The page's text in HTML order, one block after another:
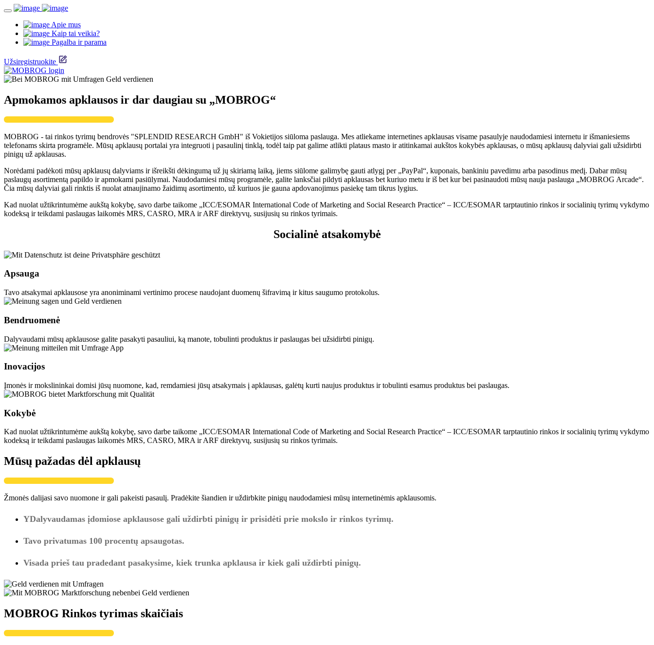
Apie mus
Kaip tai veikia?
Pagalba ir parama
Užsiregistruokite
Apmokamos apklausos ir dar daugiau su „MOBROG“
MOBROG - tai rinkos tyrimų bendrovės "SPLENDID RESEARCH GmbH" iš Vokietijos siūloma paslauga. Mes atliekame internetines apklausas visame pasaulyje naudodamiesi internetu ir išmaniesiems
telefonams skirta programėle. Mūsų apklausų portalai yra integruoti į pasaulinį tinklą, todėl taip pat galime atlikti plataus masto ir atitinkamai aukštos kokybės apklausas, o mūsų apklausų dalyviai gali užsidirbti
pinigų už apklausas.
Norėdami padėkoti mūsų apklausų dalyviams ir išreikšti dėkingumą už jų skiriamą laiką, jiems siūlome galimybę gauti atlygį per „PayPal“, kuponais, bankiniu pavedimu arba pasodinus medį. Dabar mūsų
paslaugų asortimentą papildo ir apmokami pasiūlymai. Naudodamiesi mūsų programėle, galite lanksčiai pildyti apklausas bet kuriuo metu ir iš bet kur bei pasinaudoti mūsų nauja paslauga „MOBROG Arcade“.
Čia mūsų dalyviai gali rinktis iš nuolat atnaujinamo žaidimų asortimento, už kuriuos jie gauna apdovanojimus pasiekę tam tikrus lygius.
Kad nuolat užtikrintumėme aukštą kokybę, savo darbe taikome „ICC/ESOMAR International Code of Marketing and Social Research Practice“ – ICC/ESOMAR tarptautinio rinkos ir socialinių tyrimų vykdymo
kodeksą ir teikdami paslaugas laikomės MRS, CASRO, MRA ir ARF direktyvų, susijusių su rinkos tyrimais.
Socialinė atsakomybė
Apsauga
Tavo atsakymai apklausose yra anoniminami vertinimo procese naudojant duomenų šifravimą ir kitus saugumo protokolus.
Bendruomenė
Dalyvaudami mūsų apklausose galite pasakyti pasauliui, ką manote, tobulinti produktus ir paslaugas bei užsidirbti pinigų.
Inovacijos
Įmonės ir mokslininkai domisi jūsų nuomone, kad, remdamiesi jūsų atsakymais į apklausas, galėtų kurti naujus produktus ir tobulinti esamus produktus bei paslaugas.
Kokybė
Kad nuolat užtikrintumėme aukštą kokybę, savo darbe taikome „ICC/ESOMAR International Code of Marketing and Social Research Practice“ – ICC/ESOMAR tarptautinio rinkos ir socialinių tyrimų vykdymo
kodeksą ir teikdami paslaugas laikomės MRS, CASRO, MRA ir ARF direktyvų, susijusių su rinkos tyrimais.
Mūsų pažadas dėl apklausų
Žmonės dalijasi savo nuomone ir gali pakeisti pasaulį. Pradėkite šiandien ir uždirbkite pinigų naudodamiesi mūsų internetinėmis apklausomis.
YDalyvaudamas įdomiose apklausose gali uždirbti pinigų ir prisidėti prie mokslo ir rinkos tyrimų.
Tavo privatumas 100 procentų apsaugotas.
Visada prieš tau pradedant pasakysime, kiek trunka apklausa ir kiek gali uždirbti pinigų.
MOBROG Rinkos tyrimas skaičiais